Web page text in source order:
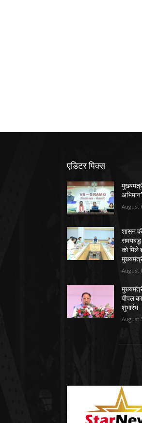
एडिटर पिक्स
August
शासन
समयबद्ध
को मिले
August
पीपल
शुभारंभ
August